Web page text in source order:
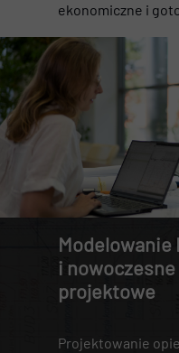
Modelowanie
i
projektowe
Projektowanie
ekonomiczne i